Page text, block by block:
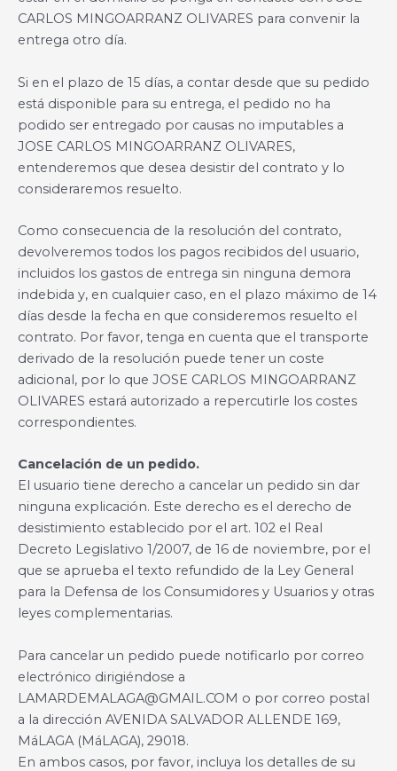
CARLOS MINGOARRANZ OLIVARES para convenir la
entrega otro día.
Si en el plazo de 15 días, a contar desde que su pedido
está disponible para su entrega, el pedido no ha
podido ser entregado por causas no imputables a
JOSE CARLOS MINGOARRANZ OLIVARES,
entenderemos que desea desistir del contrato y lo
consideraremos resuelto.
Como consecuencia de la resolución del contrato,
devolveremos todos los pagos recibidos del usuario,
incluidos los gastos de entrega sin ninguna demora
indebida y, en cualquier caso, en el plazo máximo de 14
días desde la fecha en que consideremos resuelto el
contrato. Por favor, tenga en cuenta que el transporte
derivado de la resolución puede tener un coste
adicional, por lo que JOSE CARLOS MINGOARRANZ
OLIVARES estará autorizado a repercutirle los costes
correspondientes.
Cancelación de un pedido.
El usuario tiene derecho a cancelar un pedido sin dar
ninguna explicación. Este derecho es el derecho de
desistimiento establecido por el art. 102 el Real
Decreto Legislativo 1/2007, de 16 de noviembre, por el
que se aprueba el texto refundido de la Ley General
para la Defensa de los Consumidores y Usuarios y otras
leyes complementarias.
Para cancelar un pedido puede notificarlo por correo
electrónico dirigiéndose a
LAMARDEMALAGA@GMAIL.COM o por correo postal
a la dirección AVENIDA SALVADOR ALLENDE 169,
MáLAGA (MáLAGA), 29018.
En ambos casos, por favor, incluya los detalles de su